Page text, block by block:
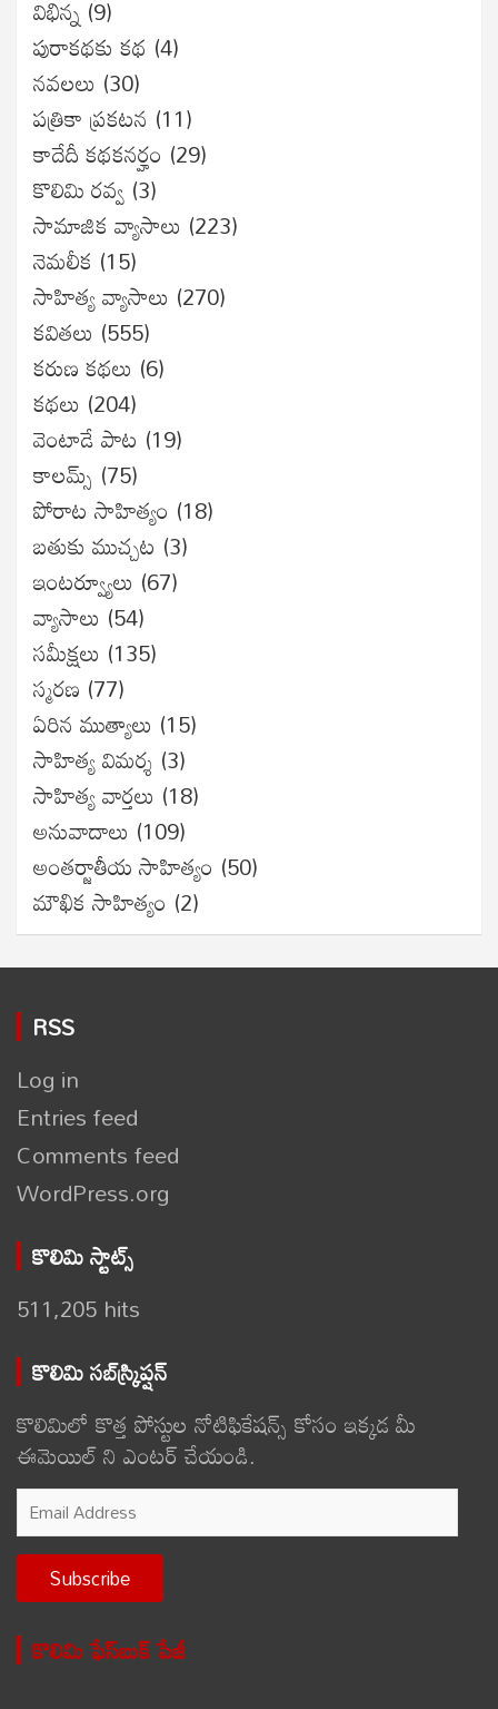
విభిన్న (9)
పురాకథకు కథ (4)
నవలలు (30)
పత్రికా ప్రకటన (11)
కాదేదీ కథకనర్హం (29)
కొలిమి రవ్వ (3)
సామాజిక వ్యాసాలు (223)
నెమలీక (15)
సాహిత్య వ్యాసాలు (270)
కవితలు (555)
కరుణ కథలు (6)
కథలు (204)
వెంటాడే పాట (19)
కాలమ్స్ (75)
పోరాట సాహిత్యం (18)
బతుకు ముచ్చట (3)
ఇంటర్వ్యూలు (67)
వ్యాసాలు (54)
సమీక్షలు (135)
స్మరణ (77)
ఏరిన ముత్యాలు (15)
సాహిత్య విమర్శ (3)
సాహిత్య వార్తలు (18)
అనువాదాలు (109)
అంతర్జాతీయ సాహిత్యం (50)
మౌఖిక సాహిత్యం (2)
RSS
Log in
Entries feed
Comments feed
WordPress.org
కొలిమి స్టాట్స్
511,205 hits
కొలిమి సబ్‌స్క్రిప్షన్
కొలిమిలో కొత్త పోస్టుల నోటిఫికేషన్స్ కోసం ఇక్కడ మీ
ఈమెయిల్ ని ఎంటర్ చేయండి.
Email
Address
Subscribe
కొలిమి ఫేస్‌బుక్ పేజీ